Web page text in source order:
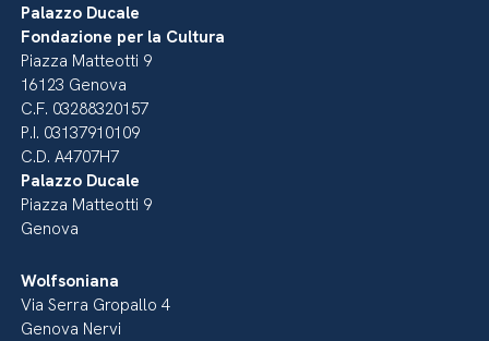
Palazzo Ducale
Fondazione per la Cultura
Piazza Matteotti 9
16123 Genova
C.F. 03288320157
P.I. 03137910109
C.D. A4707H7
Palazzo Ducale
Piazza Matteotti 9
Genova
Wolfsoniana
Via Serra Gropallo 4
Genova Nervi